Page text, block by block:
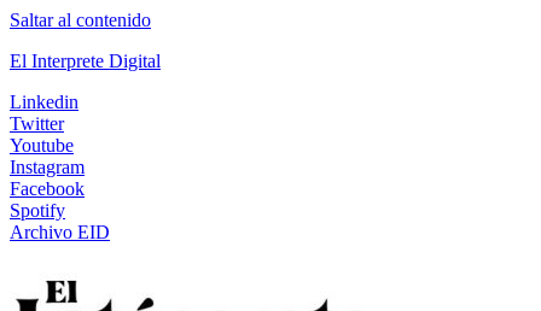
Saltar al contenido
El Interprete Digital
Linkedin
Twitter
Youtube
Instagram
Facebook
Spotify
Archivo EID